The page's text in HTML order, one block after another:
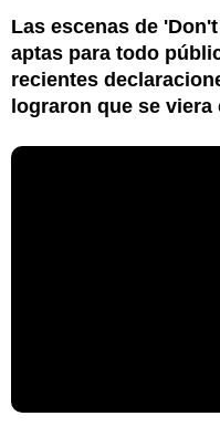
Las escenas de
aptas para todo
recientes
lograron que se